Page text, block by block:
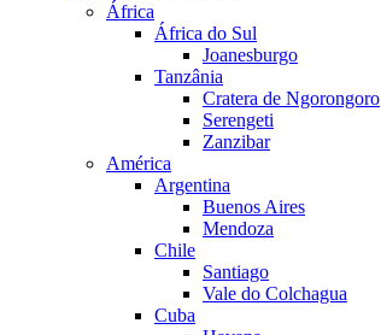
África
África do Sul
Joanesburgo
Tanzânia
Cratera de Ngorongoro
Serengeti
Zanzibar
América
Argentina
Buenos Aires
Mendoza
Chile
Santiago
Vale do Colchagua
Cuba